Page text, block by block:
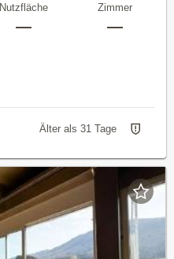
Nutzfläche
—
Zimmer
—
Älter als 31 Tage